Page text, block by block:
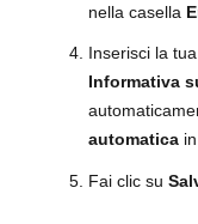
nella casella
Inserisci la
Informativa
automatica
Fai clic su